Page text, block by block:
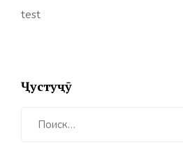
test
Ҷустуҷӯ